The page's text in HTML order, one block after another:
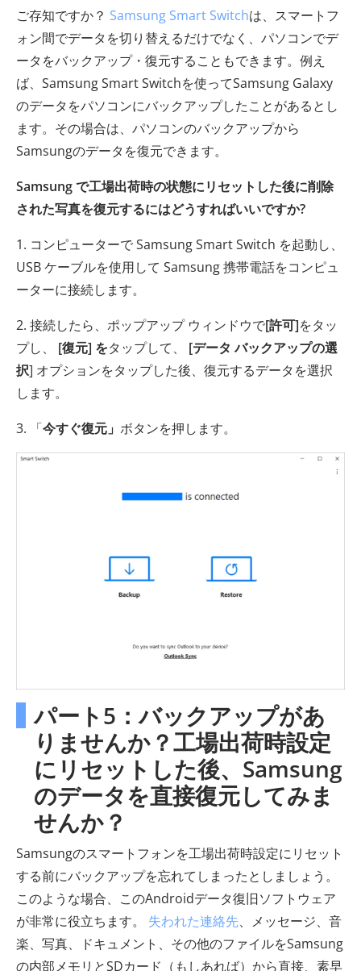
ご存知ですか？ Samsung Smart Switchは、スマートフ
ォン間でデータを切り替えるだけでなく、パソコンでデ
ータをバックアップ・復元することもできます。例え
ば、Samsung Smart Switchを使ってSamsung Galaxy
のデータをパソコンにバックアップしたことがあるとし
ます。その場合は、パソコンのバックアップから
Samsungのデータを復元できます。
Samsung で工場出荷時の状態にリセットした後に削除
された写真を復元するにはどうすればいいですか?
1. コンピューターで Samsung Smart Switch を起動し、
USB ケーブルを使用して Samsung 携帯電話をコンピュ
ーターに接続します。
2. 接続したら、ポップアップ ウィンドウで[許可]をタッ
プし、 [復元] をタップして、 [データ バックアップの選
択] オプションをタップした後、復元するデータを選択
します。
3. 「今すぐ復元」 ボタンを押します。
パート5：バックアップがあ
りませんか？工場出荷時設定
にリセットした後、Samsung
のデータを直接復元してみま
せんか？
Samsungのスマートフォンを工場出荷時設定にリセット
する前にバックアップを忘れてしまったとしましょう。
このような場合、このAndroidデータ復旧ソフトウェア
が非常に役立ちます。 失われた連絡先、メッセージ、音
楽、写真、ドキュメント、その他のファイルをSamsung
の内部メモリとSDカード（もしあれば）から直接、素早